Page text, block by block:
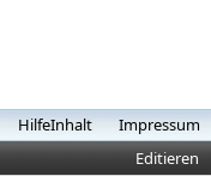
HilfeInhalt Impressum
Editieren